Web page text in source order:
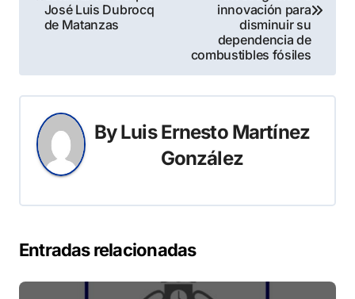
entradas
José Luis Dubrocq
de Matanzas
innovación para
disminuir su
dependencia de
combustibles fósiles
ByLuis Ernesto Martínez
González
Entradas relacionadas